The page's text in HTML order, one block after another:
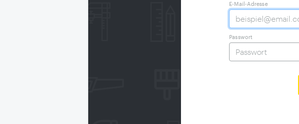
E-Mail-Adresse
Passwort